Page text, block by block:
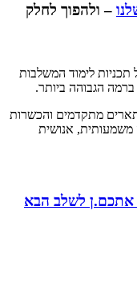
– ולהפוך לחלק
תכניות לימוד המשלבות
הגבוהה ביותר.
מתקדמים והכשרות
משמעותית, אנושית
אתכם.ן לשלב הבא